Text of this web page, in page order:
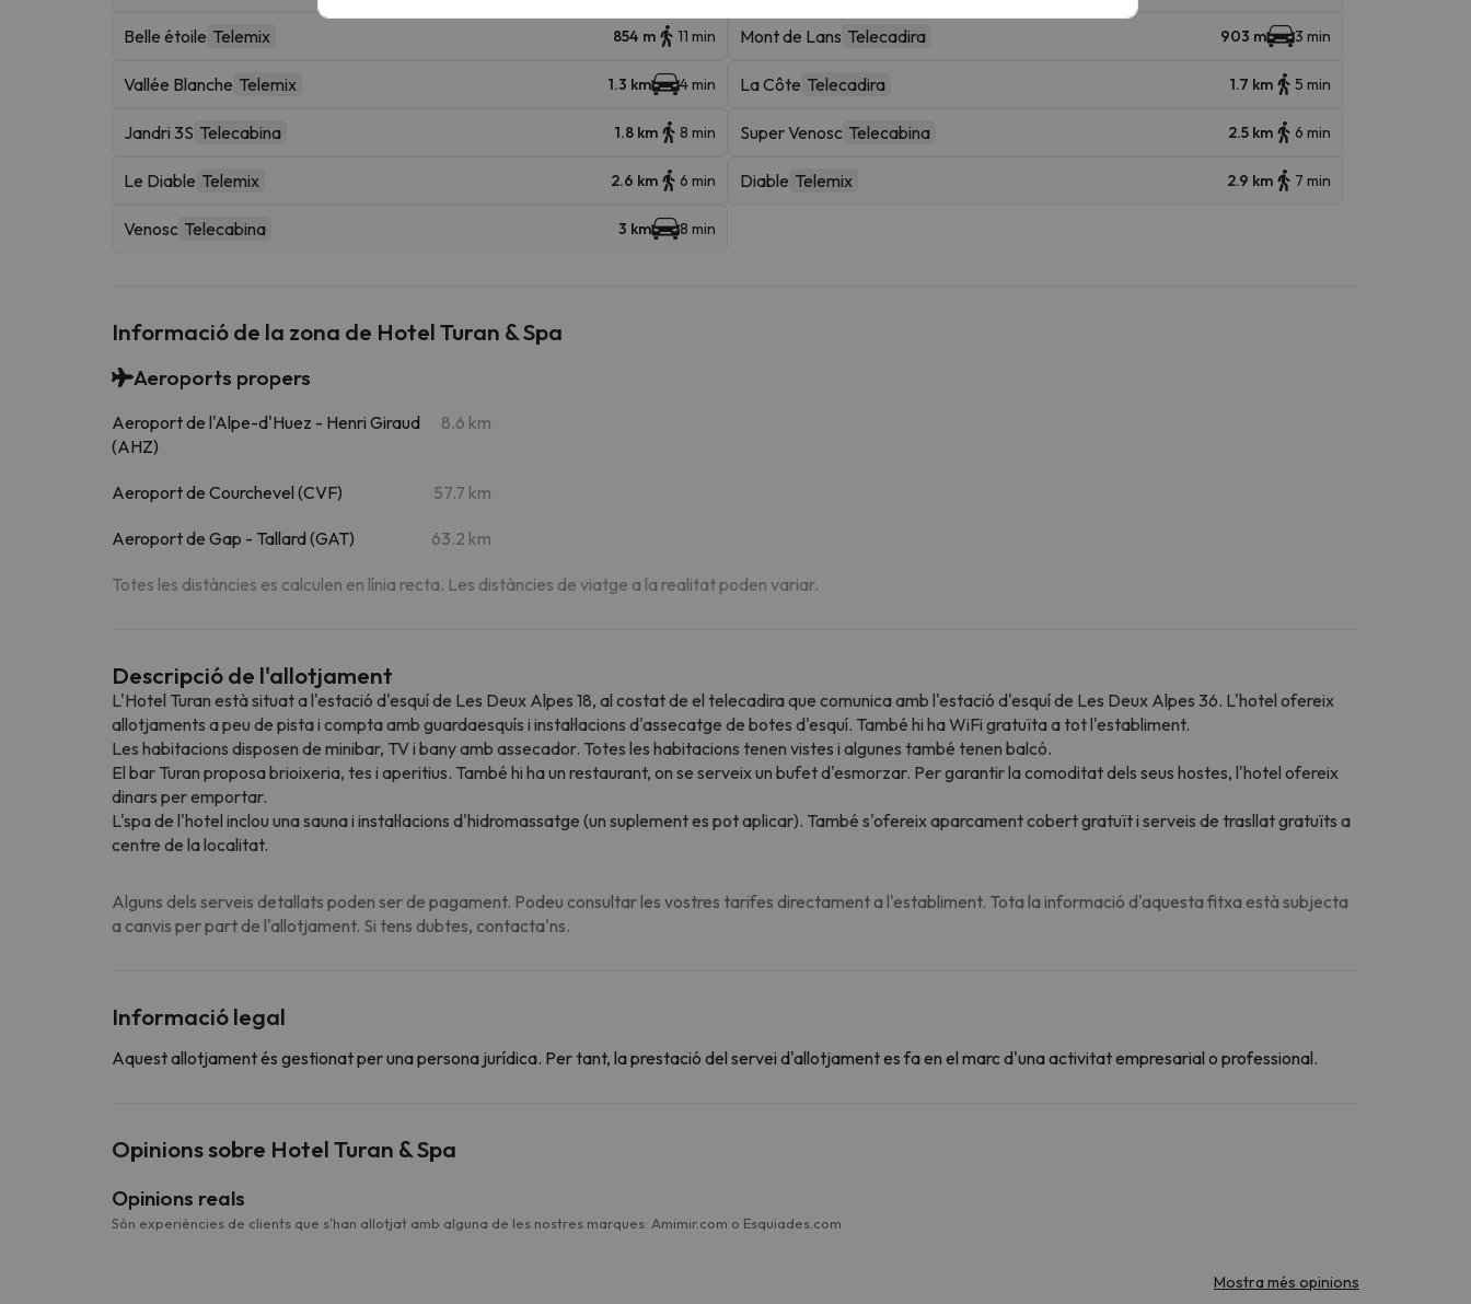
Belle étoile Telemix 854 m 11 min Mont de Lans Telecadira 903 m 3 min
Vallée Blanche Telemix 1.3 km 4 min La Côte Telecadira 1.7 km 5 min
Jandri 3S Telecabina 1.8 km 8 min Super Venosc Telecabina 2.5 km 6 min
Le Diable Telemix 2.6 km 6 min Diable Telemix 2.9 km 7 min
Venosc Telecabina 3 km 8 min
Informació de la zona de Hotel Turan & Spa
Aeroports propers
Aeroport de l'Alpe-d'Huez - Henri Giraud
(AHZ)
8.6 km
Aeroport de Courchevel (CVF) 57.7 km
Aeroport de Gap - Tallard (GAT) 63.2 km
Totes les distàncies es calculen en línia recta. Les distàncies de viatge a la realitat poden variar.
Descripció de l'allotjament
L'Hotel Turan està situat a l'estació d'esquí de Les Deux Alpes 18, al costat de el telecadira que comunica amb l'estació d'esquí de Les Deux Alpes 36. L'hotel ofereix
allotjaments a peu de pista i compta amb guardaesquís i instal·lacions d'assecatge de botes d'esquí. També hi ha WiFi gratuïta a tot l'establiment.
Les habitacions disposen de minibar, TV i bany amb assecador. Totes les habitacions tenen vistes i algunes també tenen balcó.
El bar Turan proposa brioixeria, tes i aperitius. També hi ha un restaurant, on se serveix un bufet d'esmorzar. Per garantir la comoditat dels seus hostes, l'hotel ofereix
dinars per emportar.
L'spa de l'hotel inclou una sauna i instal·lacions d'hidromassatge (un suplement es pot aplicar). També s'ofereix aparcament cobert gratuït i serveis de trasllat gratuïts a
centre de la localitat.
Alguns dels serveis detallats poden ser de pagament. Podeu consultar les vostres tarifes directament a l'establiment. Tota la informació d'aquesta fitxa està subjecta
a canvis per part de l'allotjament. Si tens dubtes, contacta'ns.
Informació legal
Aquest allotjament és gestionat per una persona jurídica. Per tant, la prestació del servei d'allotjament es fa en el marc d'una activitat empresarial o professional.
Opinions sobre Hotel Turan & Spa
Opinions reals
Són experiències de clients que s'han allotjat amb alguna de les nostres marques: Amimir.com o Esquiades.com
Mostra més opinions